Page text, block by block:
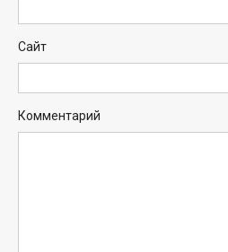
Сайт
Комментарий